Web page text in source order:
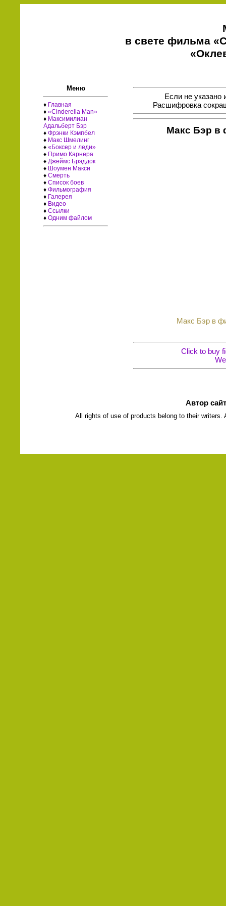
в свете фильма
Меню
♦ Главная
♦«Cinderella Man»
♦ Максимилиан
Адальберт Бэр
♦Фрэнки Кэмпбел
♦ Макс Шмелинг
♦«Боксер и леди»
♦ Примо Карнера
♦ Джеймс Брэддок
♦ Шоумен Макси
♦Смерть
♦Список боев
♦Фильмография
♦ Галерея
♦ Видео
♦Ссылки
♦Одним файлом
Если не указано
Расшифровка
Макс Бэр в
Макс Бэр в
Click to buy
Автор
All rights of use of products belong to their